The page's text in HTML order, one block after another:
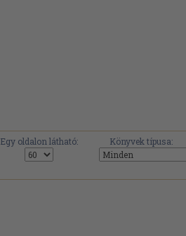
Egy oldalon látható: Könyvek típusa: